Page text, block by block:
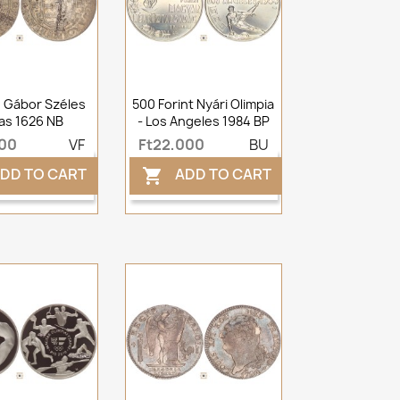
Széles
1626 NB
VF
TO CART
500 Forint Nyári Olimpia
- Los Angeles 1984 BP
Ft22,000 BU
 ADD TO CART